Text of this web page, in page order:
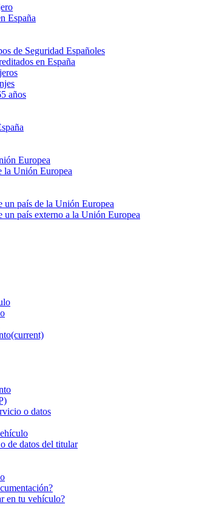
España
de Seguridad Españoles
en España
años
Europea
la Unión Europea
un país de la Unión Europea
un país externo a la Unión Europea
(current)
o datos
de datos del titular
en tu vehículo?